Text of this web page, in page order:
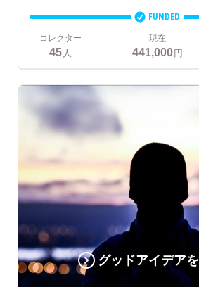
FUNDED
コレクター
45 人
現在
441,000円
グッドアイデア